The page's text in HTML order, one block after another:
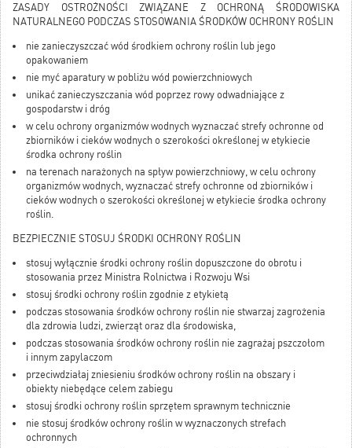
ZASADY OSTROŻNOŚCI ZWIĄZANE Z OCHRONĄ ŚRODOWISKA
NATURALNEGO PODCZAS STOSOWANIA ŚRODKÓW OCHRONY ROŚLIN
nie zanieczyszczać wód środkiem ochrony roślin lub jego
opakowaniem
nie myć aparatury w pobliżu wód powierzchniowych
unikać zanieczyszczania wód poprzez rowy odwadniające z
gospodarstw i dróg
w celu ochrony organizmów wodnych wyznaczać strefy ochronne od
zbiorników i cieków wodnych o szerokości określonej w etykiecie
środka ochrony roślin
na terenach narażonych na spływ powierzchniowy, w celu ochrony
organizmów wodnych, wyznaczać strefy ochronne od zbiorników i
cieków wodnych o szerokości określonej w etykiecie środka ochrony
roślin.
BEZPIECZNIE STOSUJ ŚRODKI OCHRONY ROŚLIN
stosuj wyłącznie środki ochrony roślin dopuszczone do obrotu i
stosowania przez Ministra Rolnictwa i Rozwoju Wsi
stosuj środki ochrony roślin zgodnie z etykietą
podczas stosowania środków ochrony roślin nie stwarzaj zagrożenia
dla zdrowia ludzi, zwierząt oraz dla środowiska,
podczas stosowania środków ochrony roślin nie zagrażaj pszczołom
i innym zapylaczom
przeciwdziałaj zniesieniu środków ochrony roślin na obszary i
obiekty niebędące celem zabiegu
stosuj środki ochrony roślin sprzętem sprawnym technicznie
nie stosuj środków ochrony roślin w wyznaczonych strefach
ochronnych